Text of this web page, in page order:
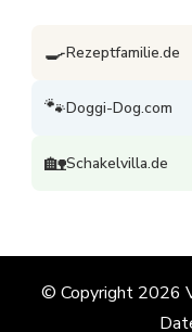
🍳Rezeptfamilie.de
🐾Doggi-Dog.com
🏡Schakelvilla.de
© Copyright 2026